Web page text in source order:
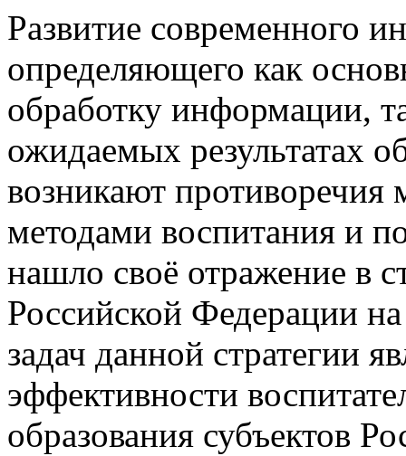
Развитие современного
определяющего как
обработку информации,
ожидаемых результатах
возникают
методами воспитания и
нашло своё отражение в
Российской Федерации
задач данной стратегии
эффективности
образования субъектов